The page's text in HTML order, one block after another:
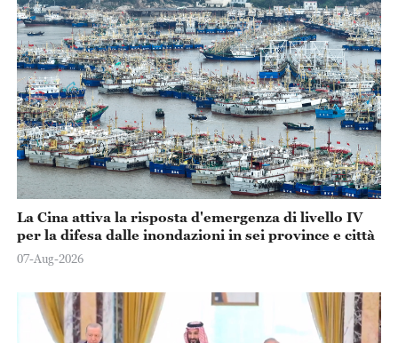
La Cina attiva la risposta d'emergenza di livello IV
per la difesa dalle inondazioni in sei province e città
07-Aug-2026